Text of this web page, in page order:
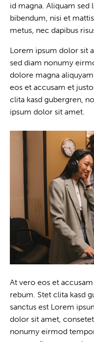
id magna. Aliquam sed
bibendum, nisi et
metus, nec dapibus
Lorem ipsum dolor sit
sed diam nonumy
dolore magna
eos et accusam et
clita kasd gubergren,
ipsum dolor sit amet.
At vero eos et
rebum. Stet clita kasd
sanctus est Lorem
dolor sit amet,
nonumy eirmod